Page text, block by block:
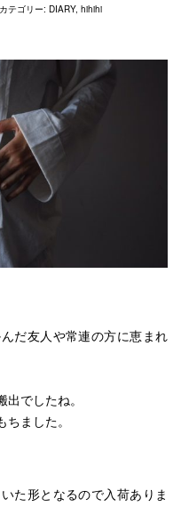
カテゴリー: DIARY, hihihi
だ友人や常連の方に恵まれ
でしたね。
ました。
た形となるので入荷ありま